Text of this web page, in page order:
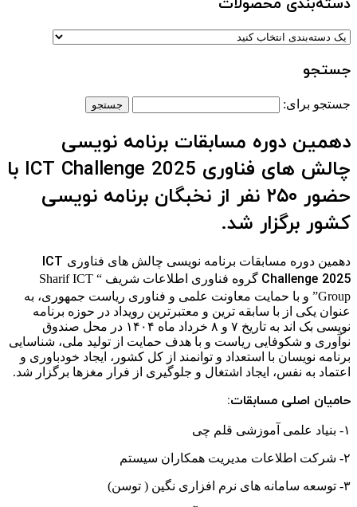
جستجو
جستجو برای:
دهمین دوره مسابقات برنامه نویسی
چالش های فناوری ICT Challenge 2025 با
حضور ۲۵۰ نفر از نخبگان برنامه نویسی
کشور برگزار شد.
دهمین دوره مسابقات برنامه نویسی چالش های فناوری ICT
Challenge 2025
گروه فناوری اطلاعات شریف “ Sharif ICT
Group” و با حمایت معاونت علمی و فناوری ریاست جمهوری، به
عنوان یکی از با سابقه ترین و معتبرترین رویداد در حوزه برنامه
نویسی بک اند به تاریخ ۷ و ۸ خرداد ماه ۱۴۰۴ در محل صندوق
نوآوری و شکوفایی ریاست و با هدف حمایت از تولید ملی، شناسایی
برنامه نویسان با استعداد و توانمند از کل کشور، ایجاد خودباوری و
اعتماد به نفس، ایجاد اشتغال و جلوگیری از فرار مغزها برگزار شد.
حامیان اصلی مسابقات:
۱- بنیاد علمی آموزشی قلم چی
۲- شرکت اطلاعات مدیریت همکاران سیستم
۳- توسعه سامانه های نرم افزاری نگین ( توسن)